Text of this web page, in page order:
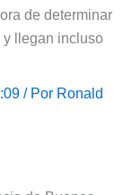
de determinar
y llegan incluso
/ Por Ronald